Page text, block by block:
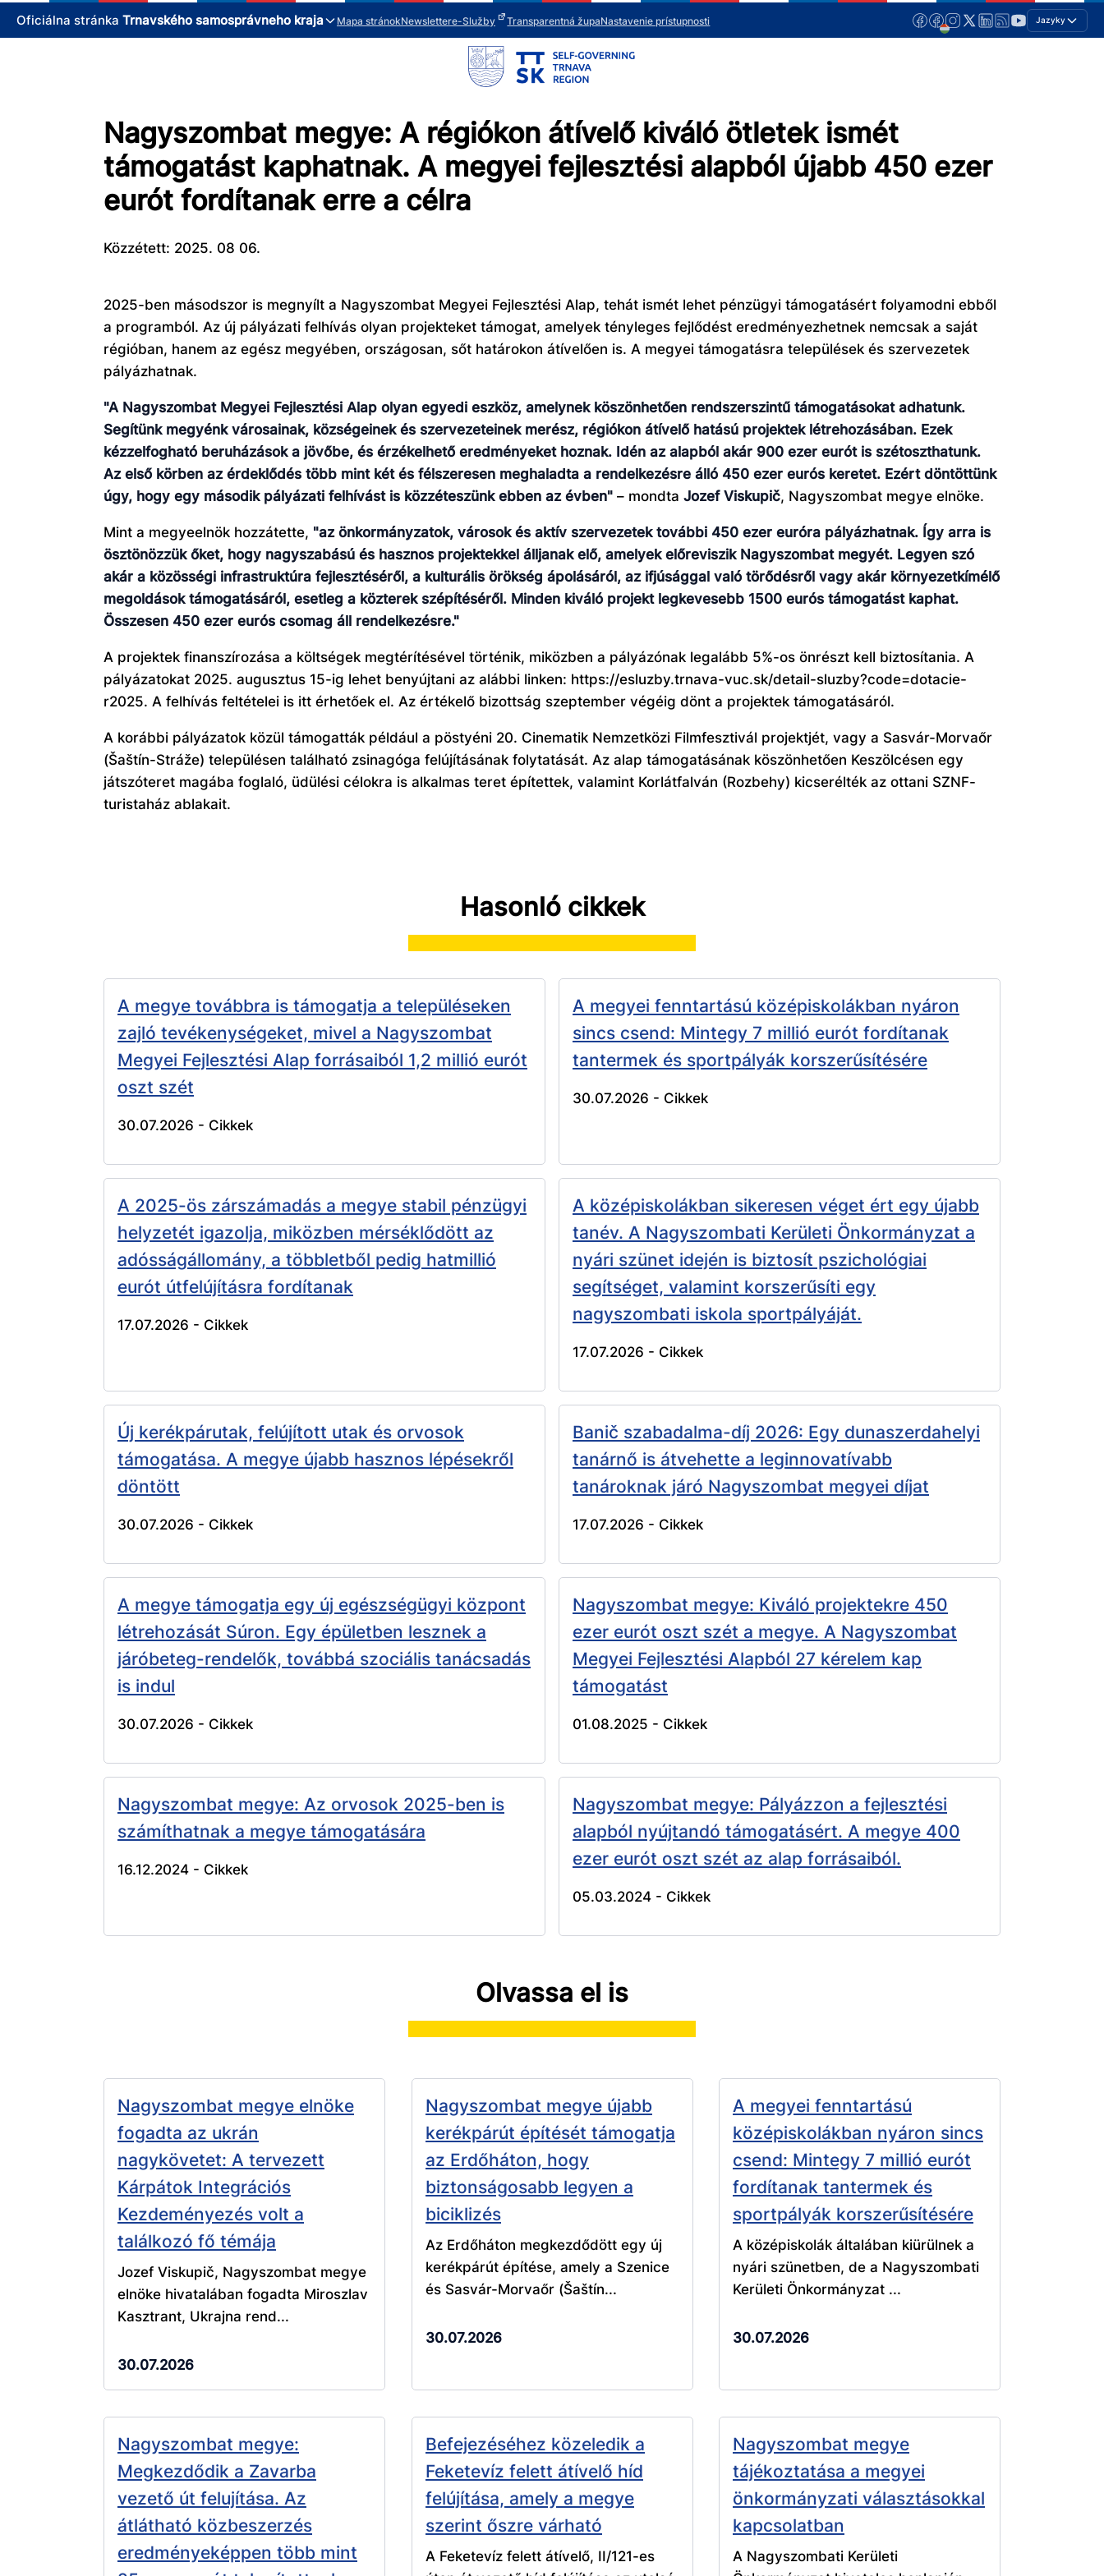
Oficiálna stránka Trnavského samosprávneho kraja Mapa stránokNewslettere-Služby Transparentná župaNastavenie prístupnosti Jazyky
Nagyszombat megye: A régiókon átívelő kiváló ötletek ismét
támogatást kaphatnak. A megyei fejlesztési alapból újabb 450 ezer
eurót fordítanak erre a célra
Közzétett: 2025. 08 06.
2025-ben másodszor is megnyílt a Nagyszombat Megyei Fejlesztési Alap, tehát ismét lehet pénzügyi támogatásért folyamodni ebből
a programból. Az új pályázati felhívás olyan projekteket támogat, amelyek tényleges fejlődést eredményezhetnek nemcsak a saját
régióban, hanem az egész megyében, országosan, sőt határokon átívelően is. A megyei támogatásra települések és szervezetek
pályázhatnak.
"A Nagyszombat Megyei Fejlesztési Alap olyan egyedi eszköz, amelynek köszönhetően rendszerszintű támogatásokat adhatunk.
Segítünk megyénk városainak, községeinek és szervezeteinek merész, régiókon átívelő hatású projektek létrehozásában. Ezek
kézzelfogható beruházások a jövőbe, és érzékelhető eredményeket hoznak. Idén az alapból akár 900 ezer eurót is szétoszthatunk.
Az első körben az érdeklődés több mint két és félszeresen meghaladta a rendelkezésre álló 450 ezer eurós keretet. Ezért döntöttünk
úgy, hogy egy második pályázati felhívást is közzéteszünk ebben az évben" – mondta Jozef Viskupič, Nagyszombat megye elnöke.
Mint a megyeelnök hozzátette, "az önkormányzatok, városok és aktív szervezetek további 450 ezer euróra pályázhatnak. Így arra is
ösztönözzük őket, hogy nagyszabású és hasznos projektekkel álljanak elő, amelyek előreviszik Nagyszombat megyét. Legyen szó
akár a közösségi infrastruktúra fejlesztéséről, a kulturális örökség ápolásáról, az ifjúsággal való törődésről vagy akár környezetkímélő
megoldások támogatásáról, esetleg a közterek szépítéséről. Minden kiváló projekt legkevesebb 1500 eurós támogatást kaphat.
Összesen 450 ezer eurós csomag áll rendelkezésre."
A projektek finanszírozása a költségek megtérítésével történik, miközben a pályázónak legalább 5%-os önrészt kell biztosítania. A
pályázatokat 2025. augusztus 15-ig lehet benyújtani az alábbi linken: https://esluzby.trnava-vuc.sk/detail-sluzby?code=dotacie-
r2025. A felhívás feltételei is itt érhetőek el. Az értékelő bizottság szeptember végéig dönt a projektek támogatásáról.
A korábbi pályázatok közül támogatták például a pöstyéni 20. Cinematik Nemzetközi Filmfesztivál projektjét, vagy a Sasvár-Morvaőr
(Šaštín-Stráže) településen található zsinagóga felújításának folytatását. Az alap támogatásának köszönhetően Keszölcésen egy
játszóteret magába foglaló, üdülési célokra is alkalmas teret építettek, valamint Korlátfalván (Rozbehy) kicserélték az ottani SZNF-
turistaház ablakait.
Hasonló cikkek
A megye továbbra is támogatja a településeken
zajló tevékenységeket, mivel a Nagyszombat
Megyei Fejlesztési Alap forrásaiból 1,2 millió eurót
oszt szét
30.07.2026 - Cikkek
A megyei fenntartású középiskolákban nyáron
sincs csend: Mintegy 7 millió eurót fordítanak
tantermek és sportpályák korszerűsítésére
30.07.2026 - Cikkek
A 2025-ös zárszámadás a megye stabil pénzügyi
helyzetét igazolja, miközben mérséklődött az
adósságállomány, a többletből pedig hatmillió
eurót útfelújításra fordítanak
17.07.2026 - Cikkek
A középiskolákban sikeresen véget ért egy újabb
tanév. A Nagyszombati Kerületi Önkormányzat a
nyári szünet idején is biztosít pszichológiai
segítséget, valamint korszerűsíti egy
nagyszombati iskola sportpályáját.
17.07.2026 - Cikkek
Új kerékpárutak, felújított utak és orvosok
támogatása. A megye újabb hasznos lépésekről
döntött
30.07.2026 - Cikkek
Banič szabadalma-díj 2026: Egy dunaszerdahelyi
tanárnő is átvehette a leginnovatívabb
tanároknak járó Nagyszombat megyei díjat
17.07.2026 - Cikkek
A megye támogatja egy új egészségügyi központ
létrehozását Súron. Egy épületben lesznek a
járóbeteg-rendelők, továbbá szociális tanácsadás
is indul
30.07.2026 - Cikkek
Nagyszombat megye: Kiváló projektekre 450
ezer eurót oszt szét a megye. A Nagyszombat
Megyei Fejlesztési Alapból 27 kérelem kap
támogatást
01.08.2025 - Cikkek
Nagyszombat megye: Az orvosok 2025-ben is
számíthatnak a megye támogatására
16.12.2024 - Cikkek
Nagyszombat megye: Pályázzon a fejlesztési
alapból nyújtandó támogatásért. A megye 400
ezer eurót oszt szét az alap forrásaiból.
05.03.2024 - Cikkek
Olvassa el is
Nagyszombat megye elnöke
fogadta az ukrán
nagykövetet: A tervezett
Kárpátok Integrációs
Kezdeményezés volt a
találkozó fő témája
Jozef Viskupič, Nagyszombat megye
elnöke hivatalában fogadta Miroszlav
Kasztrant, Ukrajna rend...
30.07.2026
Nagyszombat megye újabb
kerékpárút építését támogatja
az Erdőháton, hogy
biztonságosabb legyen a
biciklizés
Az Erdőháton megkezdődött egy új
kerékpárút építése, amely a Szenice
és Sasvár-Morvaőr (Šaštín...
30.07.2026
A megyei fenntartású
középiskolákban nyáron sincs
csend: Mintegy 7 millió eurót
fordítanak tantermek és
sportpályák korszerűsítésére
A középiskolák általában kiürülnek a
nyári szünetben, de a Nagyszombati
Kerületi Önkormányzat ...
30.07.2026
Nagyszombat megye:
Megkezdődik a Zavarba
vezető út felujítása. Az
átlátható közbeszerzés
eredményeképpen több mint
Befejezéséhez közeledik a
Feketevíz felett átívelő híd
felújítása, amely a megye
szerint őszre várható
A Feketevíz felett átívelő, II/121-es
Nagyszombat megye
tájékoztatása a megyei
önkormányzati választásokkal
kapcsolatban
A Nagyszombati Kerületi